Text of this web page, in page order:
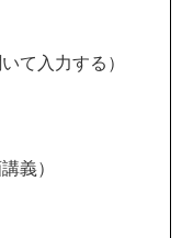
て入力する）
義）